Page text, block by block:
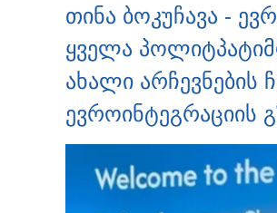
თინა ბოკუჩავა -
ყველა
ახალი არჩევნების
ევროინტეგრაციის